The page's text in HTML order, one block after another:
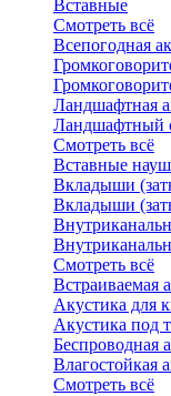
Вставные
Смотреть всё
Всепогодная
Ландшафтная
Ландшафтный
Смотреть всё
Вставные
Вкладыши
Вкладыши
Смотреть всё
Встраиваемая
Акустика для
Акустика под
Беспроводная
Влагостойкая
Смотреть всё